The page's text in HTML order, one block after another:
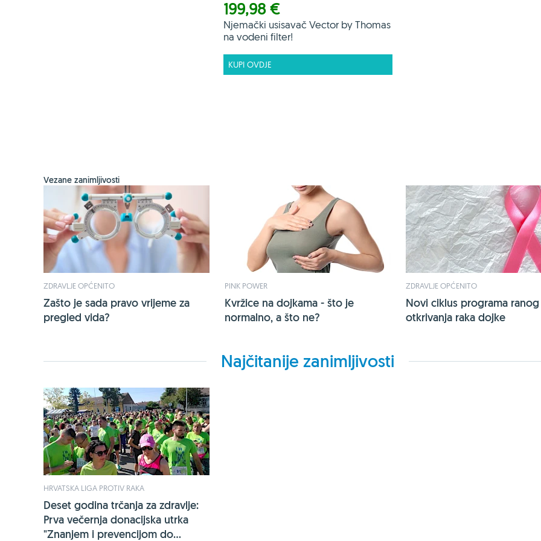
199,98 €
Njemački usisavač Vector by Thomas
na vodeni filter!
KUPI OVDJE
Vezane zanimljivosti
ZDRAVLJE OPĆENITO
Zašto je sada pravo vrijeme za
pregled vida?
PINK POWER
Kvržice na dojkama - što je
normalno, a što ne?
ZDRAVLJE OPĆENITO
Novi ciklus programa ranog
otkrivanja raka dojke
Najčitanije zanimljivosti
HRVATSKA LIGA PROTIV RAKA
Deset godina trčanja za zdravlje:
Prva večernja donacijska utrka
"Znanjem i prevencijom do...